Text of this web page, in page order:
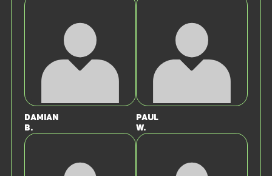
Damian
B.
Paul
W.